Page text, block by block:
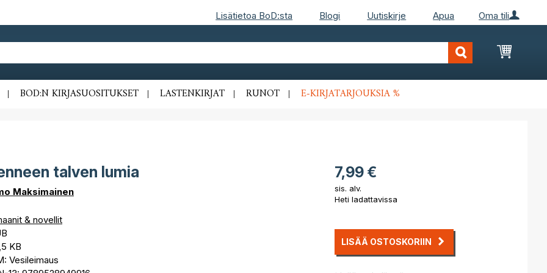
Oma tili
Lisätietoa BoD:sta Blogi Uutiskirje Apua
BOD:N KIRJASUOSITUKSET LASTENKIRJAT RUNOT E-KIRJATARJOUKSIA %
talven lumia
Maksimainen
& novellit
KB
Vesileimaus
7,99 €
sis. alv.
Heti ladattavissa
LISÄÄ OSTOSKORIIN